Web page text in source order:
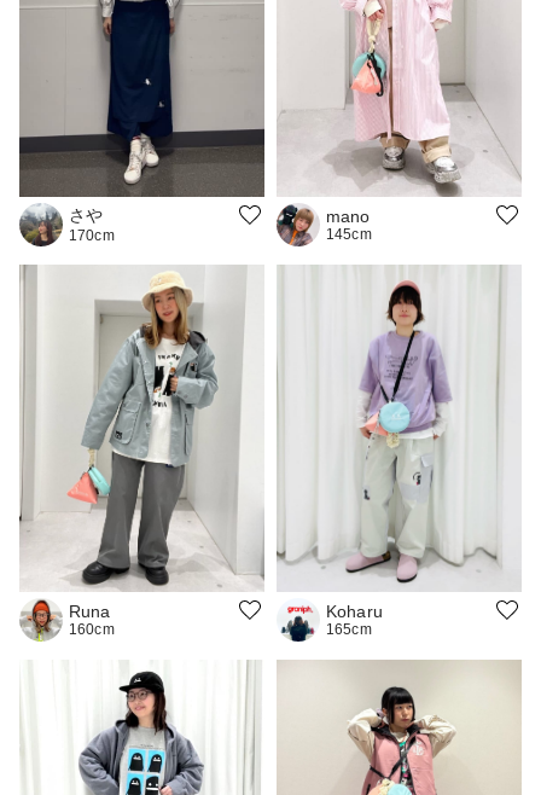
さや
170cm
mano
145cm
Runa
160cm
Koharu
165cm